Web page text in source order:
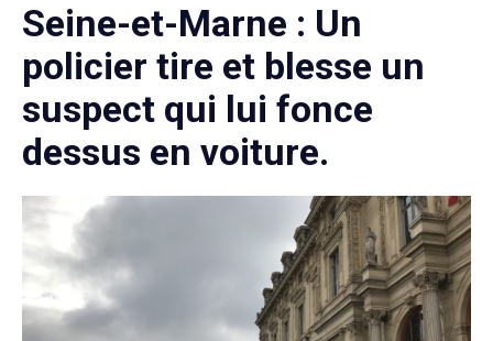
Seine-et-Marne : Un
policier tire et blesse un
suspect qui lui fonce
dessus en voiture.